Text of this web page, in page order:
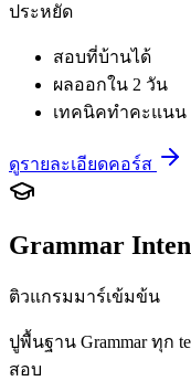
ประหยัด
สอบที่บ้านได้
ผลออกใน 2 วัน
เทคนิคทำคะแนน
ดูรายละเอียดคอร์ส
Grammar
ติวแกรมมาร์เข้มข้น
ปูพื้นฐาน Grammar ทุก
สอบ